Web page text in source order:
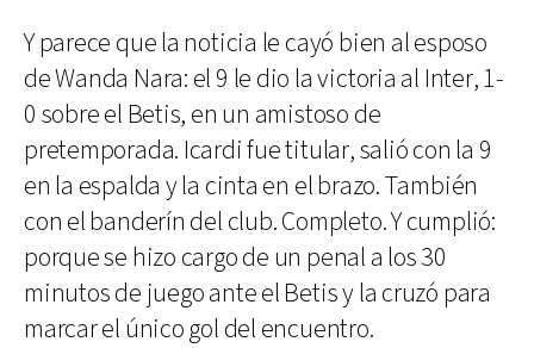
Y parece que la noticia le cayó bien al esposo
de Wanda Nara: el 9 le dio la victoria al Inter, 1-
0 sobre el Betis, en un amistoso de
pretemporada. Icardi fue titular, salió con la 9
en la espalda y la cinta en el brazo. También
con el banderín del club. Completo. Y cumplió:
porque se hizo cargo de un penal a los 30
minutos de juego ante el Betis y la cruzó para
marcar el único gol del encuentro.